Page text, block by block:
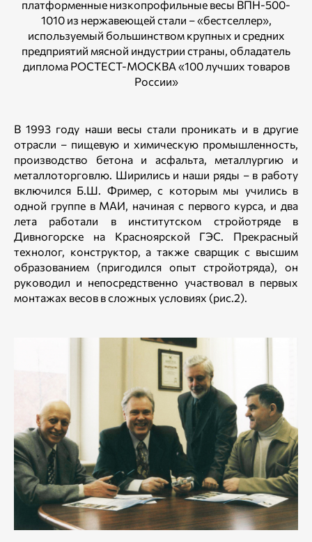
платформенные низкопрофильные весы ВПН-500-
1010 из нержавеющей стали – «бестселлер»,
используемый большинством крупных и средних
предприятий мясной индустрии страны, обладатель
диплома РОСТЕСТ-МОСКВА «100 лучших товаров
России»
В 1993 году наши весы стали проникать и в другие
отрасли – пищевую и химическую промышленность,
производство бетона и асфальта, металлургию и
металлоторговлю. Ширились и наши ряды – в работу
включился Б.Ш. Фример, с которым мы учились в
одной группе в МАИ, начиная с первого курса, и два
лета работали в институтском стройотряде в
Дивногорске на Красноярской ГЭС. Прекрасный
технолог, конструктор, а также сварщик с высшим
образованием (пригодился опыт стройотряда), он
руководил и непосредственно участвовал в первых
монтажах весов в сложных условиях (рис.2).